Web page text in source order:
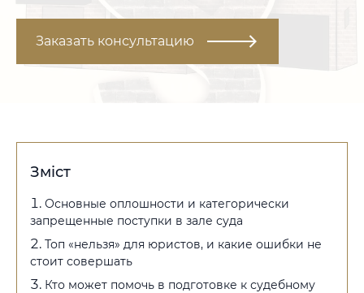
Заказать консультацию
Зміст
Основные оплошности и категорически
запрещенные поступки в зале суда
Топ «нельзя» для юристов, и какие ошибки не
стоит совершать
Кто может помочь в подготовке к судебному